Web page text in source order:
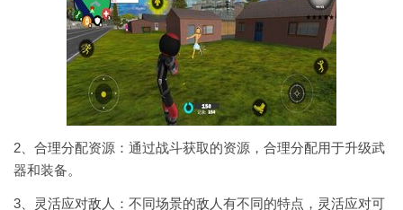
2、合理分配资源：通过战斗获取的资源，合理分配用于升级武
器和装备。
3、灵活应对敌人：不同场景的敌人有不同的特点，灵活应对可